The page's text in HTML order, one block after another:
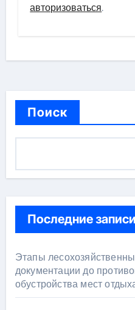
авторизоваться.
Поиск
Последние записи
Этапы
документации до
обустройства мест